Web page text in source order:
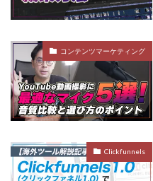
コンテンツマーケティング
Clickfunnels